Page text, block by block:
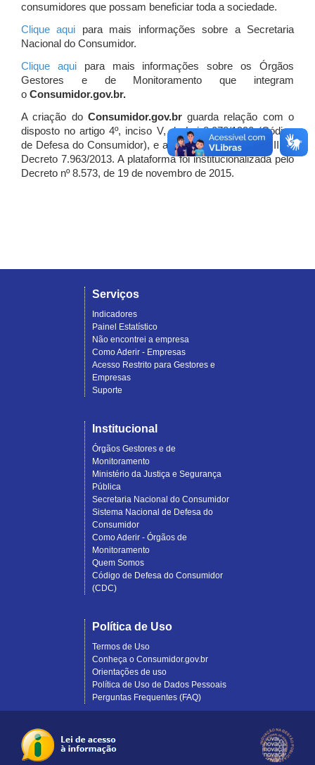
consumidores que possam beneficiar toda a sociedade.
Clique aqui para mais informações sobre a Secretaria
Nacional do Consumidor.
Clique aquipara mais informações sobre os Órgãos
Gestores e de Monitoramento que integram
o Consumidor.gov.br.
A criação do Consumidor.gov.brguarda relação com o
disposto no artigo 4º, inciso V, da Lei 8.078/1990 (Código
de Defesa do Consumidor), e artigo 7º, incisos I, II e III do
Decreto 7.963/2013. A plataforma foi institucionalizada pelo
Decreto nº 8.573, de 19 de novembro de 2015.
Serviços
Indicadores
Painel Estatístico
Não encontrei a empresa
Como Aderir - Empresas
Acesso Restrito para Gestores e
Empresas
Suporte
Institucional
Órgãos Gestores e de
Monitoramento
Ministério da Justiça e Segurança
Pública
Secretaria Nacional do Consumidor
Sistema Nacional de Defesa do
Consumidor
Como Aderir - Órgãos de
Monitoramento
Quem Somos
Código de Defesa do Consumidor
(CDC)
Política de Uso
Termos de Uso
Conheça o Consumidor.gov.br
Orientações de uso
Política de Uso de Dados Pessoais
Perguntas Frequentes (FAQ)